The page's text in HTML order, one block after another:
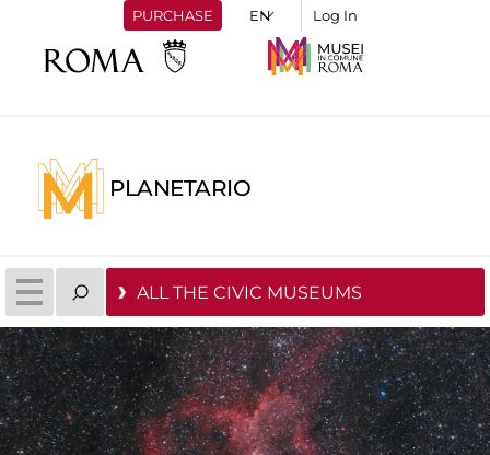
PURCHASE Log In
PLANETARIO
ALL THE CIVIC MUSEUMS